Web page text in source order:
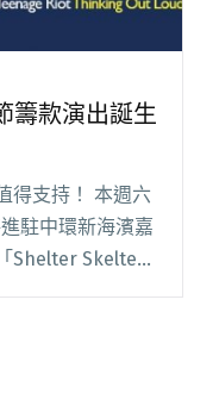
籌款演出誕生
得支持！ 本週六
駐中環新海濱嘉
Shelter Skelter